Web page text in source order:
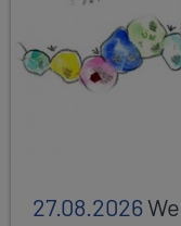
27.08.2026